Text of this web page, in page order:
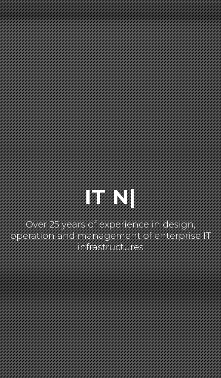
ITNet|
Over 25 years of experience in design,
operation and management of enterprise IT
infrastructures